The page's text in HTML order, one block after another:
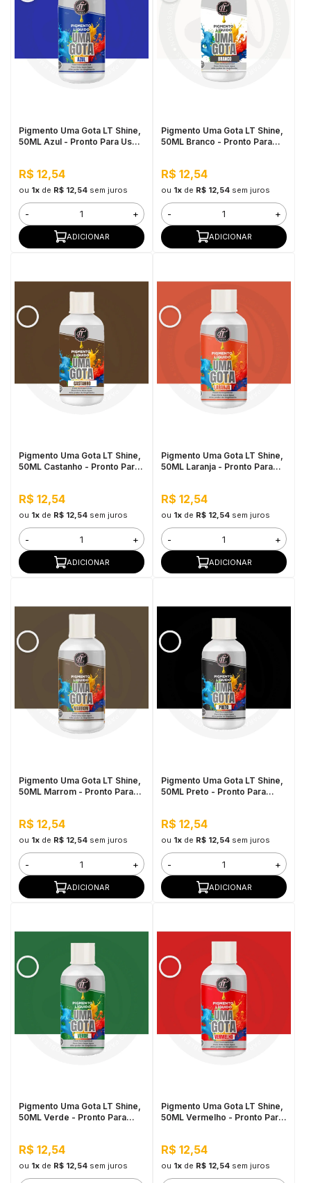
Pigmento Uma Gota LT Shine,
50ML Azul - Pronto Para Uso,
R$ 12,54
ou 1xde R$ 12,54 sem juros
- +
ADICIONAR
Pigmento Uma Gota LT Shine,
50ML Branco - Pronto Para
R$ 12,54
ou 1xde R$ 12,54 sem juros
- +
ADICIONAR
Pigmento Uma Gota LT Shine,
50ML Castanho - Pronto Para
R$ 12,54
ou 1xde R$ 12,54 sem juros
- +
ADICIONAR
Pigmento Uma Gota LT Shine,
50ML Laranja - Pronto Para
R$ 12,54
ou 1xde R$ 12,54 sem juros
- +
ADICIONAR
Pigmento Uma Gota LT Shine,
50ML Marrom - Pronto Para
R$ 12,54
ou 1xde R$ 12,54 sem juros
- +
ADICIONAR
Pigmento Uma Gota LT Shine,
50ML Preto - Pronto Para
R$ 12,54
ou 1xde R$ 12,54 sem juros
- +
ADICIONAR
Pigmento Uma Gota LT Shine,
50ML Verde - Pronto Para
R$ 12,54
ou 1xde R$ 12,54 sem juros
Pigmento Uma Gota LT Shine,
50ML Vermelho - Pronto Para
R$ 12,54
ou 1xde R$ 12,54 sem juros